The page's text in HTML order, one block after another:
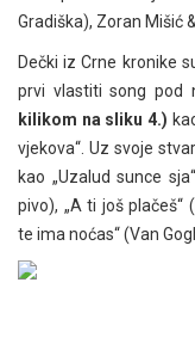
Gradiška), Zoran Mišić
Dečki iz Crne kronike
prvi vlastiti song pod
kilikom na sliku 4.)
vjekova“. Uz svoje
kao „Uzalud sunce
pivo), „A ti još plačeš“
te ima noćas“ (Van